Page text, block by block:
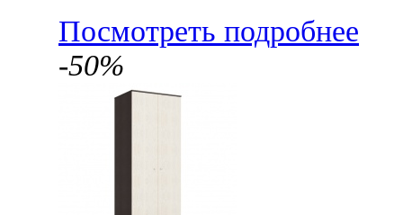
Посмотреть подробнее
-50%